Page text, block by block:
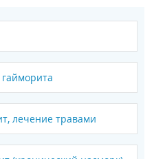
лечение травами